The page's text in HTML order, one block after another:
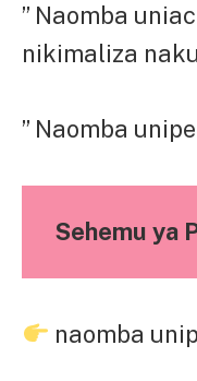
” Naomba
nikimaliza
” Naomba
Sehemu ya
naomba